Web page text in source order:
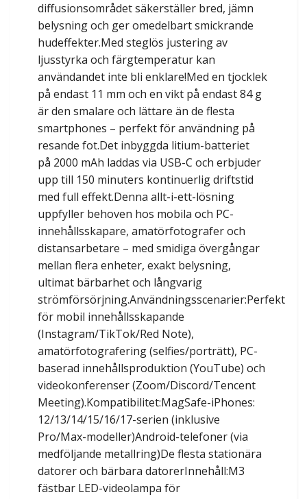
diffusionsområdet säkerställer bred, jämn
belysning och ger omedelbart smickrande
hudeffekter.Med steglös justering av
ljusstyrka och färgtemperatur kan
användandet inte bli enklare!Med en tjocklek
på endast 11 mm och en vikt på endast 84 g
är den smalare och lättare än de flesta
smartphones – perfekt för användning på
resande fot.Det inbyggda litium-batteriet
på 2000 mAh laddas via USB-C och erbjuder
upp till 150 minuters kontinuerlig driftstid
med full effekt.Denna allt-i-ett-lösning
uppfyller behoven hos mobila och PC-
innehållsskapare, amatörfotografer och
distansarbetare – med smidiga övergångar
mellan flera enheter, exakt belysning,
ultimat bärbarhet och långvarig
strömförsörjning.Användningsscenarier:Perfekt
för mobil innehållsskapande
(Instagram/TikTok/Red Note),
amatörfotografering (selfies/porträtt), PC-
baserad innehållsproduktion (YouTube) och
videokonferenser (Zoom/Discord/Tencent
Meeting).Kompatibilitet:MagSafe-iPhones:
12/13/14/15/16/17-serien (inklusive
Pro/Max-modeller)Android-telefoner (via
medföljande metallring)De flesta stationära
datorer och bärbara datorerInnehåll:M3
fästbar LED-videolampa för